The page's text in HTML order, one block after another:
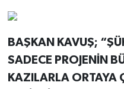
BAŞKAN KAVUŞ;
SADECE PROJENİN
KAZILARLA ORTAYA